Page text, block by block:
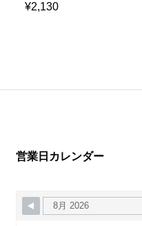
¥2,130
営業日カレンダー